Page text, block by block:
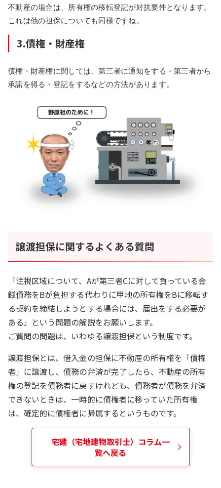
不動産の場合は、所有権の移転登記が対抗要件となります。
これは他の担保についても同様ですね。
3.債権・財産権
債権・財産権に関しては、第三者に通知をする・第三者から
承諾を得る・登記をするなどの方法があります。
譲渡担保に関するよくある質問
「注視区域について、Aが第三者Cに対して負っている金
銭債務をBが負担する代わりに甲地の所有権をBに移転す
る契約を締結しようとする場合には、届出をする必要が
ある」という問題の解説をお願いします。
ご質問の問題は、いわゆる譲渡担保という制度です。
譲渡担保とは、借入金の担保に不動産の所有権を「債権
者」に譲渡し、債務の弁済が完了したら、不動産の所有
権の登記を債務者に戻すけれども、債務者が債務を弁済
できないときは、一時的に債権者に移っていた所有権
は、確定的に債権者に帰属するというものです。
宅建（宅地建物取引士） コラム一
覧へ戻る